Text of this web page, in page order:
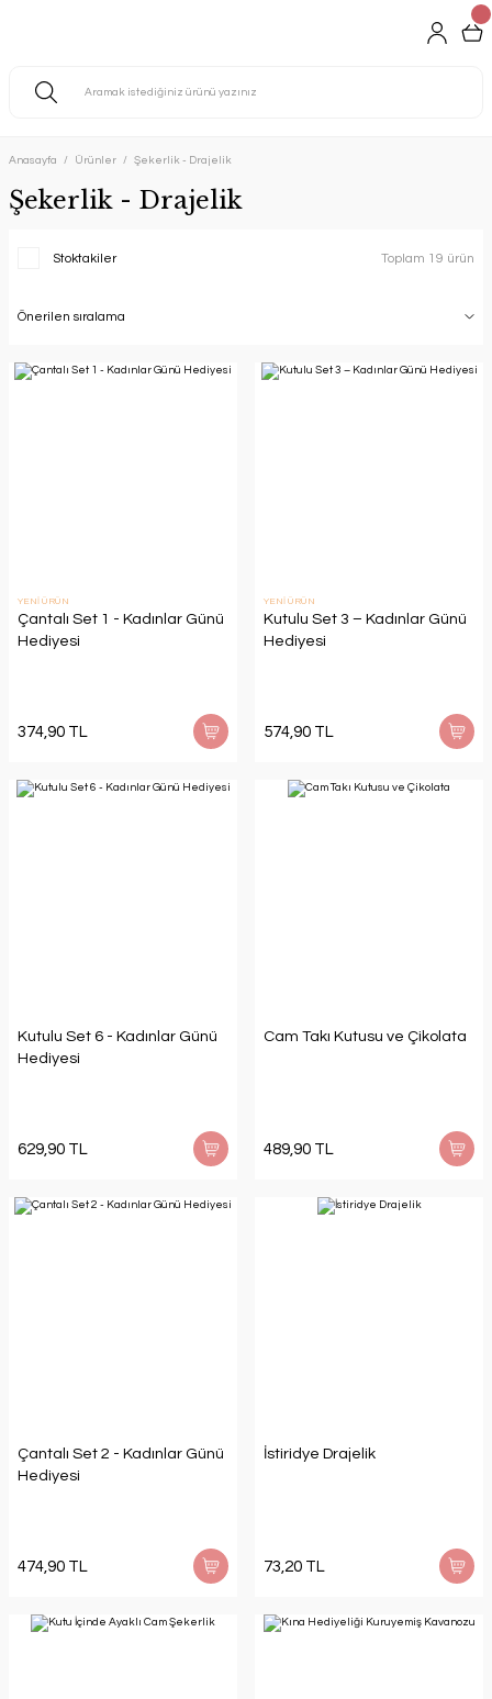
Anasayfa Ürünler Şekerlik - Drajelik
Şekerlik - Drajelik
Stoktakiler Toplam 19 ürün
YENİ ÜRÜN
Çantalı Set 1 - Kadınlar Günü
Hediyesi
374,90 TL
YENİ ÜRÜN
Kutulu Set 3 – Kadınlar Günü
Hediyesi
574,90 TL
Kutulu Set 6 - Kadınlar Günü
Hediyesi
629,90 TL
Cam Takı Kutusu ve Çikolata
489,90 TL
Çantalı Set 2 - Kadınlar Günü
Hediyesi
474,90 TL
İstiridye Drajelik
73,20 TL